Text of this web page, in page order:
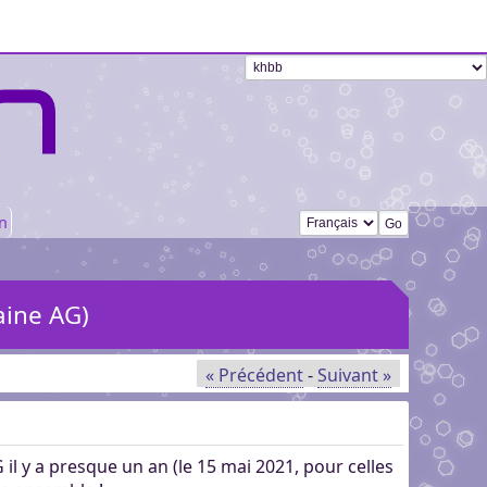
Changer de langue
AG)
« Précédent-Suivant »
y a presque un an (le 15 mai 2021, pour celles